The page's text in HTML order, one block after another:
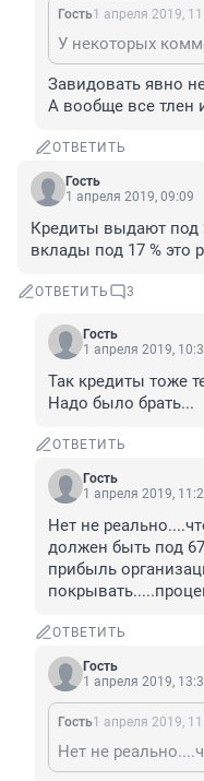
Гость1 апреля 2019,
Завидовать явно
А вообще все тлен
ОТВЕТИТЬ
Гость
1 апреля 2019, 09:09
Кредиты выдают под
вклады под 17 % это
ОТВЕТИТЬ 3
Гость
1 апреля 2019,
Так кредиты тоже
Надо было брать...
ОТВЕТИТЬ
Гость
1 апреля 2019,
Нет не
должен быть под
прибыль
ОТВЕТИТЬ
Гость
1 апреля 2019,
Гость1 апреля 2019,